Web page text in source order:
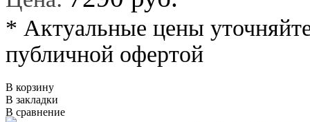
* Актуальные цены
публичной офертой
В корзину
В закладки
В сравнение